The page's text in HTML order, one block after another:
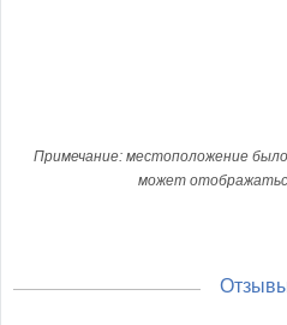
Примечание: местоположение
может